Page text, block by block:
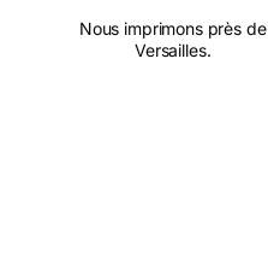
Nous imprimons près de
Versailles.